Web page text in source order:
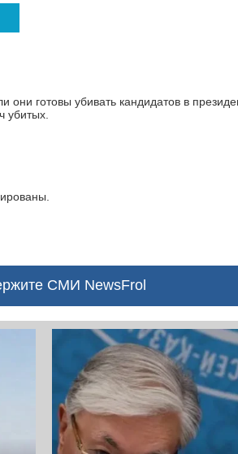
готовы убивать кандидатов в
убитых.
СМИ NewsFrol